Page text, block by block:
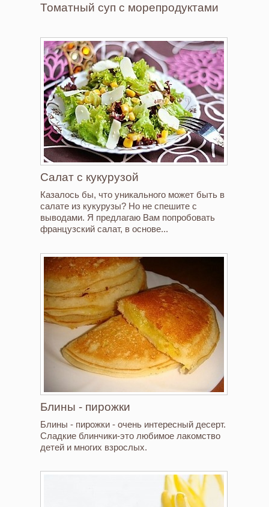
Томатный суп с морепродуктами
Салат с кукурузой
Казалось бы, что уникального может быть в
салате из кукурузы? Но не спешите с
выводами. Я предлагаю Вам попробовать
французский салат, в основе...
Блины - пирожки
Блины - пирожки - очень интересный десерт.
Сладкие блинчики-это любимое лакомство
детей и многих взрослых.